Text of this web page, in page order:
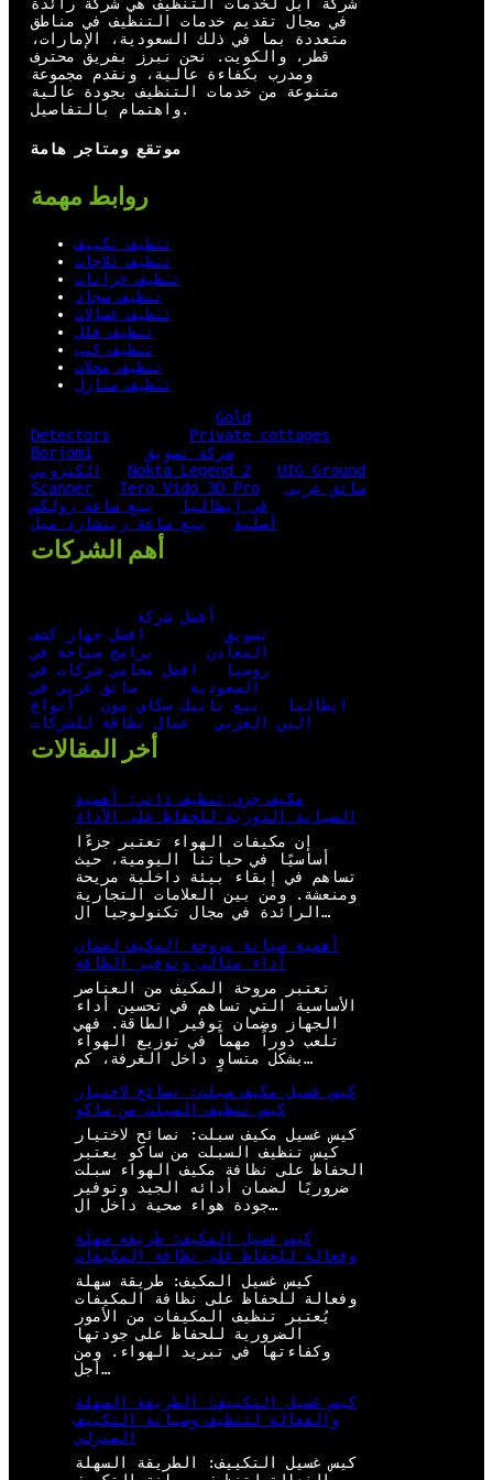
k n
شركة أبل لخدمات التنظيف هي شركة رائدة
في مجال تقديم خدمات التنظيف في مناطق
متعددة بما في ذلك السعودية، الإمارات،
قطر، والكويت. نحن نبرز بفريق محترف
ومدرب بكفاءة عالية، ونقدم مجموعة
متنوعة من خدمات التنظيف بجودة عالية
واهتمام بالتفاصيل.
موتقع ومتاجر هامة
روابط مهمة
تنظيف تكييف
تنظيف ثلاجات
تنظيف خزانات
تنظيف سجاد
تنظيف غسالات
تنظيف فلل
تنظيف كنب
تنظيف محلات
تنظيف منازل
Gold
Detectors
Private cottages
Borjomi
شركة تسويق
الكتروني
Nokta Legend 2
UIG Ground
Scanner
Tero Vido 3D Pro
سائق عربي
في إيطاليا
بيع ساعة رولكس
أصلية
بيع ساعة ريتشارد ميل
أهم الشركات
أفضل شركة
تسويق
افضل جهاز كشف
المعادن
برامج سياحة في
روسيا
افضل محامي شركات في
السعودية
سائق عربي في
ايطاليا
بيع باتيك سكاي مون
أنواع
البن العربي
عمال نظافة للشركات
أخر المقالات
مكيف جري تنظيف ذاتي: أهمية
الصيانة الدورية للحفاظ على الأداء
إن مكيفات الهواء تعتبر جزءًا
أساسيًا في حياتنا اليومية، حيث
تساهم في إبقاء بيئة داخلية مريحة
ومنعشة. ومن بين العلامات التجارية
الرائدة في مجال تكنولوجيا ال…
أهمية صيانة مروحة المكيف لضمان
أداء مثالي وتوفير الطاقة
تعتبر مروحة المكيف من العناصر
الأساسية التي تساهم في تحسين أداء
الجهاز وضمان توفير الطاقة. فهي
تلعب دوراً مهماً في توزيع الهواء
بشكل متساوٍ داخل الغرفة، كم…
كيس غسيل مكيف سبلت: نصائح لاختيار
كيس تنظيف السبلت من ساكو
كيس غسيل مكيف سبلت: نصائح لاختيار
كيس تنظيف السبلت من ساكو يعتبر
الحفاظ على نظافة مكيف الهواء سبلت
ضروريًا لضمان أدائه الجيد وتوفير
جودة هواء صحية داخل ال…
كيس غسيل المكيف: طريقة سهلة
وفعالة للحفاظ على نظافة المكيفات
كيس غسيل المكيف: طريقة سهلة
وفعالة للحفاظ على نظافة المكيفات
يُعتبر تنظيف المكيفات من الأمور
الضرورية للحفاظ على جودتها
وكفاءتها في تبريد الهواء. ومن
أجل…
كيس غسيل التكييف: الطريقة السهلة
والفعالة لتنظيف وصيانة التكييف
المنزلي
كيس غسيل التكييف: الطريقة السهلة